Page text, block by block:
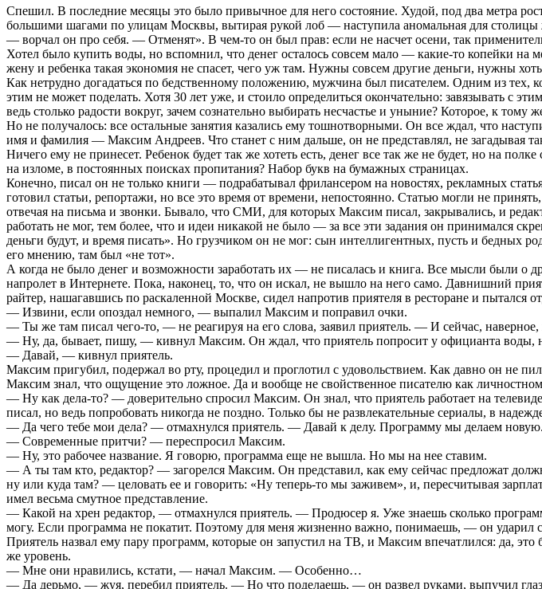
Спешил. В последние месяцы это было привычное для него состояние. Худой, под два метра
большими шагами по улицам Москвы, вытирая рукой лоб — наступила аномальная для столицы
— ворчал он про себя. — Отменят». В чем-то он был прав: если не насчет осени, так
Хотел было купить воды, но вспомнил, что денег осталось совсем мало — какие-то копейки
жену и ребенка такая экономия не спасет, чего уж там. Нужны совсем другие деньги, нужны
Как нетрудно догадаться по бедственному положению, мужчина был писателем. Одним из
этим не может поделать. Хотя 30 лет уже, и стоило определиться окончательно: завязывать с
ведь столько радости вокруг, зачем сознательно выбирать несчастье и уныние? Которое, к тому
Но не получалось: все остальные занятия казались ему тошнотворными. Он все ждал, что
имя и фамилия — Максим Андреев. Что станет с ним дальше, он не представлял, не загадывая
Ничего ему не принесет. Ребенок будет так же хотеть есть, денег все так же не будет, но на
на изломе, в постоянных поисках пропитания? Набор букв на бумажных страницах.
Конечно, писал он не только книги — подрабатывал фрилансером на новостях, рекламных
готовил статьи, репортажи, но все это время от времени, непостоянно. Статью могли не
отвечая на письма и звонки. Бывало, что СМИ, для которых Максим писал, закрывались, и
работать не мог, тем более, что и идеи никакой не было — за все эти задания он принимался
деньги будут, и время писать». Но грузчиком он не мог: сын интеллигентных, пусть и бедных
его мнению, там был «не тот».
А когда не было денег и возможности заработать их — не писалась и книга. Все мысли были о
напролет в Интернете. Пока, наконец, то, что он искал, не вышло на него само. Давнишний
райтер, нашагавшись по раскаленной Москве, сидел напротив приятеля в ресторане и пытался
— Извини, если опоздал немного, — выпалил Максим и поправил очки.
— Ты же там писал чего-то, — не реагируя на его слова, заявил приятель. — И сейчас,
— Ну, да, бывает, пишу, — кивнул Максим. Он ждал, что приятель попросит у официанта воды,
— Давай, — кивнул приятель.
Максим пригубил, подержал во рту, процедил и проглотил с удовольствием. Как давно он не
Максим знал, что ощущение это ложное. Да и вообще не свойственное писателю как
— Ну как дела-то? — доверительно спросил Максим. Он знал, что приятель работает на
писал, но ведь попробовать никогда не поздно. Только бы не развлекательные сериалы, в
— Да чего тебе мои дела? — отмахнулся приятель. — Давай к делу. Программу мы делаем
— Современные притчи? — переспросил Максим.
— Ну, это рабочее название. Я говорю, программа еще не вышла. Но мы на нее ставим.
— А ты там кто, редактор? — загорелся Максим. Он представил, как ему сейчас предложат
ну или куда там? — целовать ее и говорить: «Ну теперь-то мы заживем», и, пересчитывая
имел весьма смутное представление.
— Какой на хрен редактор, — отмахнулся приятель. — Продюсер я. Уже знаешь сколько
могу. Если программа не покатит. Поэтому для меня жизненно важно, понимаешь, — он ударил
Приятель назвал ему пару программ, которые он запустил на ТВ, и Максим впечатлился: да,
же уровень.
— Мне они нравились, кстати, — начал Максим. — Особенно…
— Да дерьмо, — жуя, перебил приятель. — Но что поделаешь, — он развел руками, выпучил